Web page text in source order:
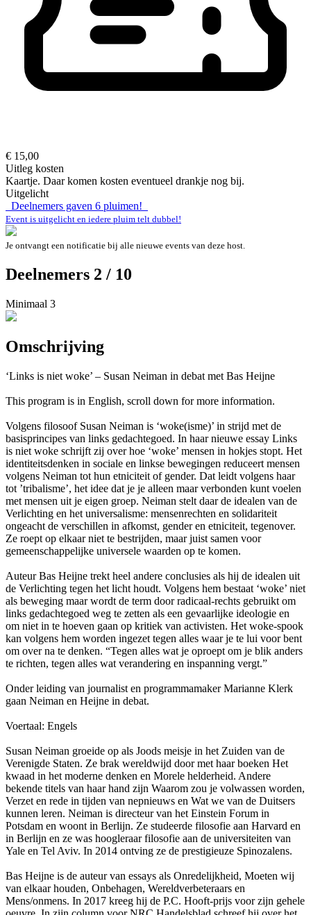
€ 15,00
Uitleg kosten
Kaartje. Daar komen kosten eventueel drankje nog bij.
Uitgelicht
Deelnemers gaven 6 pluimen!
Event is uitgelicht en iedere pluim telt dubbel!
Je ontvangt een notificatie bij alle nieuwe events van deze host.
Deelnemers 2 / 10
Minimaal 3
Omschrijving
‘Links is niet woke’ – Susan Neiman in debat met Bas Heijne
This program is in English, scroll down for more information.
Volgens filosoof Susan Neiman is ‘woke(isme)’ in strijd met de
basisprincipes van links gedachtegoed. In haar nieuwe essay Links
is niet woke schrijft zij over hoe ‘woke’ mensen in hokjes stopt. Het
identiteitsdenken in sociale en linkse bewegingen reduceert mensen
volgens Neiman tot hun etniciteit of gender. Dat leidt volgens haar
tot ’tribalisme’, het idee dat je je alleen maar verbonden kunt voelen
met mensen uit je eigen groep. Neiman stelt daar de idealen van de
Verlichting en het universalisme: mensenrechten en solidariteit
ongeacht de verschillen in afkomst, gender en etniciteit, tegenover.
Ze roept op elkaar niet te bestrijden, maar juist samen voor
gemeenschappelijke universele waarden op te komen.
Auteur Bas Heijne trekt heel andere conclusies als hij de idealen uit
de Verlichting tegen het licht houdt. Volgens hem bestaat ‘woke’ niet
als beweging maar wordt de term door radicaal-rechts gebruikt om
links gedachtegoed weg te zetten als een gevaarlijke ideologie en
om niet in te hoeven gaan op kritiek van activisten. Het woke-spook
kan volgens hem worden ingezet tegen alles waar je te lui voor bent
om over na te denken. “Tegen alles wat je oproept om je blik anders
te richten, tegen alles wat verandering en inspanning vergt.”
Onder leiding van journalist en programmamaker Marianne Klerk
gaan Neiman en Heijne in debat.
Voertaal: Engels
Susan Neiman groeide op als Joods meisje in het Zuiden van de
Verenigde Staten. Ze brak wereldwijd door met haar boeken Het
kwaad in het moderne denken en Morele helderheid. Andere
bekende titels van haar hand zijn Waarom zou je volwassen worden,
Verzet en rede in tijden van nepnieuws en Wat we van de Duitsers
kunnen leren. Neiman is directeur van het Einstein Forum in
Potsdam en woont in Berlijn. Ze studeerde filosofie aan Harvard en
in Berlijn en ze was hoogleraar filosofie aan de universiteiten van
Yale en Tel Aviv. In 2014 ontving ze de prestigieuze Spinozalens.
Bas Heijne is de auteur van essays als Onredelijkheid, Moeten wij
van elkaar houden, Onbehagen, Wereldverbeteraars en
Mens/onmens. In 2017 kreeg hij de P.C. Hooft-prijs voor zijn gehele